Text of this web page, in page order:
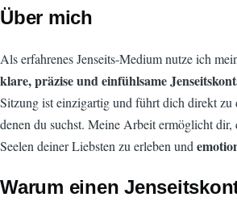
Über mich
Als erfahrenes Jenseits-Medium nutze ich
klare, präzise und einfühlsame
Sitzung ist einzigartig und führt dich direkt zu
denen du suchst. Meine Arbeit ermöglicht
Seelen deiner Liebsten zu erleben und
Warum einen